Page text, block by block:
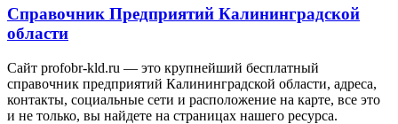
Справочник Предприятий Калининградской
области
Сайт profobr-kld.ru — это крупнейший бесплатный
справочник предприятий Калининградской области, адреса,
контакты, социальные сети и расположение на карте, все это
и не только, вы найдете на страницах нашего ресурса.